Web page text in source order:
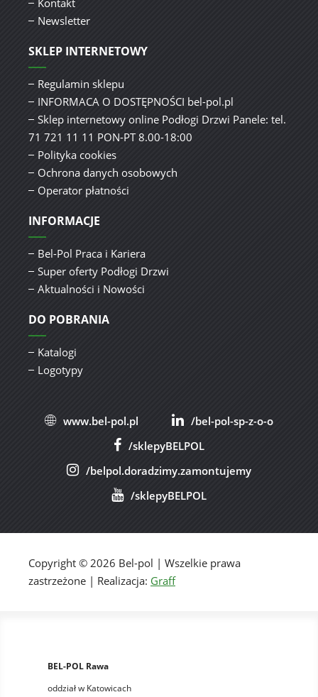
Newsletter
SKLEP INTERNETOWY
Regulamin sklepu
INFORMACA O DOSTĘPNOŚCI bel-pol.pl
Sklep internetowy online Podłogi Drzwi Panele: tel.
71 721 11 11 PON-PT 8.00-18:00
Polityka cookies
Ochrona danych osobowych
Operator płatności
INFORMACJE
Bel-Pol Praca i Kariera
Super oferty Podłogi Drzwi
Aktualności i Nowości
DO POBRANIA
Katalogi
Logotypy
www.bel-pol.pl
/bel-pol-sp-z-o-o
/sklepyBELPOL
/belpol.doradzimy.zamontujemy
/sklepyBELPOL
Copyright © 2026 Bel-pol | Wszelkie prawa
zastrzeżone | Realizacja: Graff
BEL-POL Rawa
oddział w Katowicach